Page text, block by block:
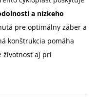
a nízkeho
pre optimálny záber a
konštrukcia pomáha
životnosť aj pri